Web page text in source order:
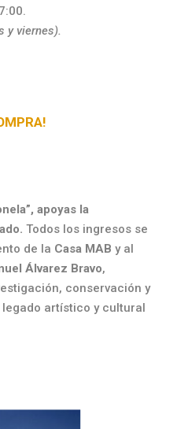
y viernes).
apoyas la
Todos los ingresos se
de la Casa MAB y al
Álvarez Bravo,
conservación y
artístico y cultural